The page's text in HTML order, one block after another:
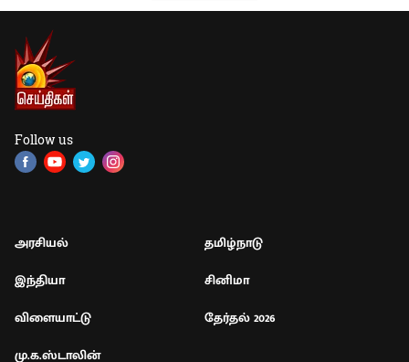
Follow us
அரசியல்
தமிழ்நாடு
இந்தியா
சினிமா
விளையாட்டு
தேர்தல் 2026
மு.க.ஸ்டாலின்